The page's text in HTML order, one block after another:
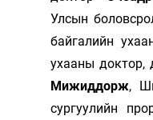
Улсын
байгалийн
ухааны доктор,
Мижиддорж,
сургуулийн